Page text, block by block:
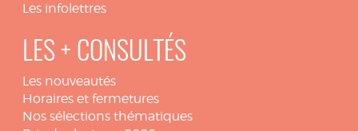
Les infolettres
LES + CONSULTÉS
Les nouveautés
Horaires et fermetures
Nos sélections thématiques